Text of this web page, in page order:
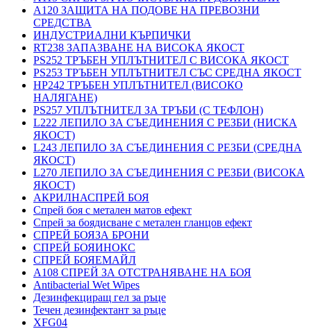
A120 ЗАЩИТА НА ПОДОВЕ НА ПРЕВОЗНИ
СРЕДСТВА
ИНДУСТРИАЛНИ КЪРПИЧКИ
RT238 ЗАПАЗВАНЕ НА ВИСОКА ЯКОСТ
PS252 ТРЪБЕН УПЛЪТНИТЕЛ С ВИСОКА ЯКОСТ
PS253 ТРЪБЕН УПЛЪТНИТЕЛ СЪС СРЕДНА ЯКОСТ
HP242 ТРЪБЕН УПЛЪТНИТЕЛ (ВИСОКО
НАЛЯГАНЕ)
PS257 УПЛЪТНИТЕЛ ЗА ТРЪБИ (С ТЕФЛОН)
L222 ЛЕПИЛО ЗА СЪЕДИНЕНИЯ С РЕЗБИ (НИСКА
ЯКОСТ)
L243 ЛЕПИЛО ЗА СЪЕДИНЕНИЯ С РЕЗБИ (СРЕДНА
ЯКОСТ)
L270 ЛЕПИЛО ЗА СЪЕДИНЕНИЯ С РЕЗБИ (ВИСОКА
ЯКОСТ)
АКРИЛНАСПРЕЙ БОЯ
Спрей боя с метален матов ефект
Спрей за боядисване с метален гланцов ефект
СПРЕЙ БОЯЗА БРОНИ
СПРЕЙ БОЯИНОКС
СПРЕЙ БОЯЕМАЙЛ
A108 СПРЕЙ ЗА ОТСТРАНЯВАНЕ НА БОЯ
Antibacterial Wet Wipes
Дезинфекциращ гел за ръце
Течен дезинфектант за ръце
XFG04